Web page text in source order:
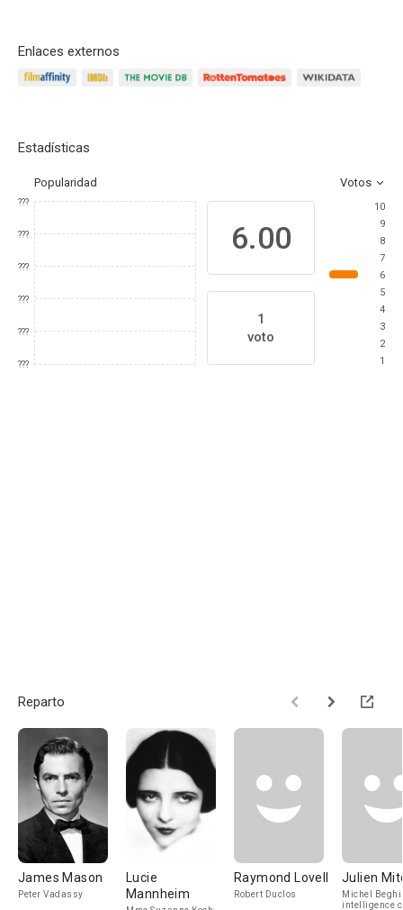
Enlaces externos
Estadísticas
Popularidad Votos
???
???
???
???
???
???
6.00
1
voto
10
9
8
7
6
5
4
3
2
1
Reparto
James Mason
Peter Vadassy
Lucie
Mannheim
Raymond Lovell
Robert Duclos
Julien
Michel
intelligence